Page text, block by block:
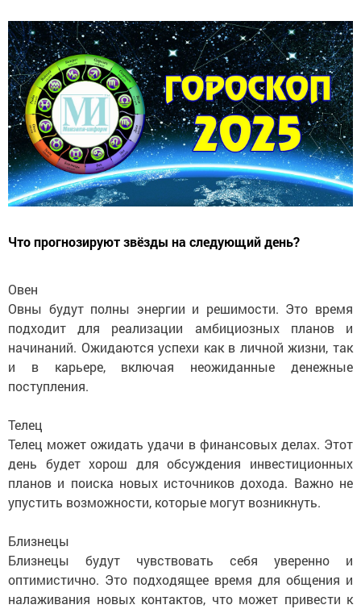
Что прогнозируют звёзды на следующий день?
Овен
Овны будут полны энергии и решимости. Это время
подходит для реализации амбициозных планов и
начинаний. Ожидаются успехи как в личной жизни, так
и в карьере, включая неожиданные денежные
поступления.
Телец
Телец может ожидать удачи в финансовых делах. Этот
день будет хорош для обсуждения инвестиционных
планов и поиска новых источников дохода. Важно не
упустить возможности, которые могут возникнуть.
Близнецы
Близнецы будут чувствовать себя уверенно и
оптимистично. Это подходящее время для общения и
налаживания новых контактов, что может привести к